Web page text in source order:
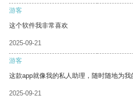
游客
这个软件我非常喜欢
2025-09-21
游客
这款app就像我的私人助理，随时随地为我
2025-09-21